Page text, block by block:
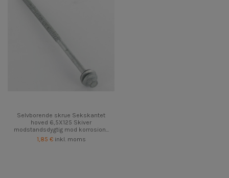
Selvborende skrue Sekskantet
hoved 6,5X125 Skiver
modstandsdygtig mod korrosion...
1,85 € inkl. moms